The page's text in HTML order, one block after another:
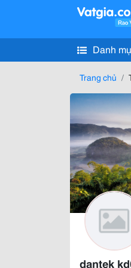
Danh
Trang chủ
dantek